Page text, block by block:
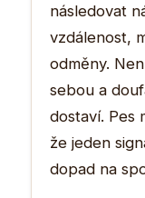
následovat
vzdálenost,
odměny.
sebou a
dostaví. Pes
že jeden
dopad na